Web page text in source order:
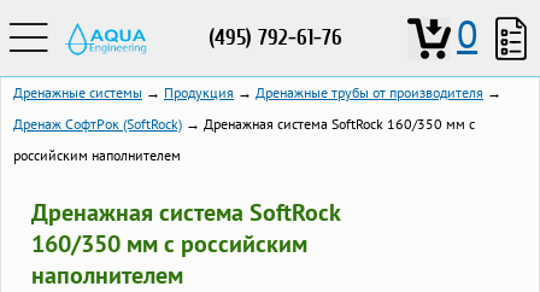
(495) 792-61-76 0
Дренажные системы → Продукция → Дренажные трубы от производителя →
Дренаж СофтРок (SoftRock) → Дренажная система SoftRock 160/350 мм c
российским наполнителем
Дренажная система SoftRock
160/350 мм c российским
наполнителем